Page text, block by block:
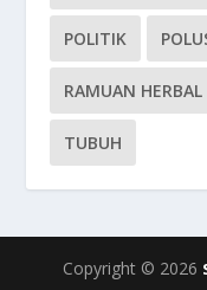
POLITIK
RAMUAN HERBAL
TUBUH
Copyright © 2026